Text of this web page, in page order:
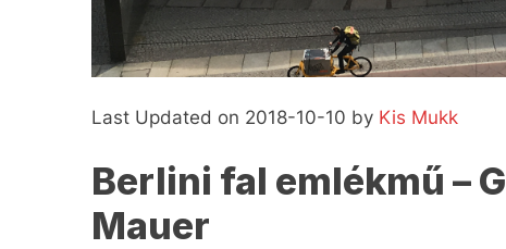
Last Updated on 2018-10-10 by Kis Mukk
Berlini fal emlékmű –
Mauer